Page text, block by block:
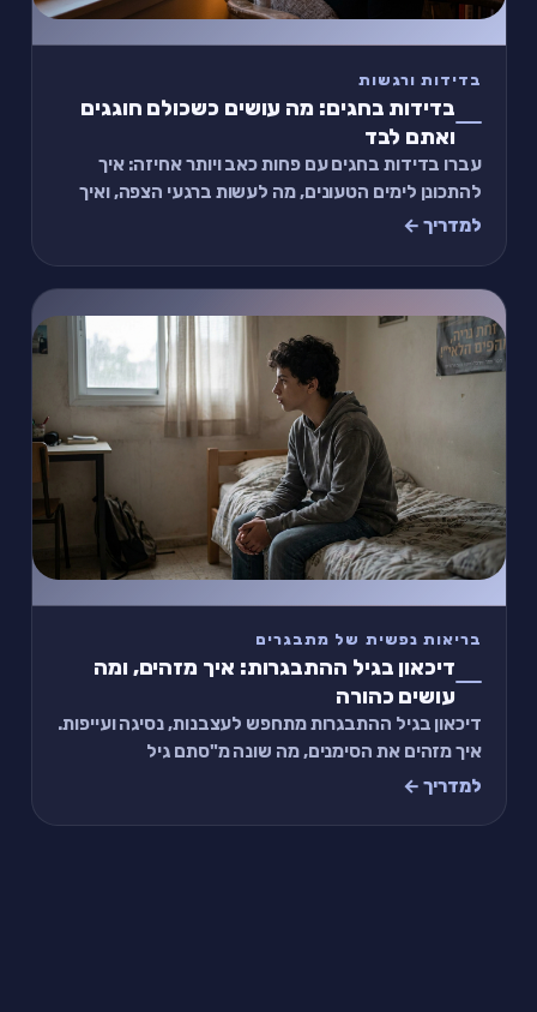
בדידות ורגשות
בדידות בחגים: מה עושים כשכולם חוגגים
ואתם לבד
עברו בדידות בחגים עם פחות כאב ויותר אחיזה: איך
להתכונן לימים הטעונים, מה לעשות ברגעי הצפה, ואיך
למצוא חיבור גם כשהבית שקט מדי סביבכם.
למדריך ←
בריאות נפשית של מתבגרים
דיכאון בגיל ההתבגרות: איך מזהים, ומה
עושים כהורה
דיכאון בגיל ההתבגרות מתחפש לעצבנות, נסיגה ועייפות.
איך מזהים את הסימנים, מה שונה מ"סתם גיל
ההתבגרות", ומה עושים כהורה — בלי לאבחן ובלי להיבה
למדריך ←